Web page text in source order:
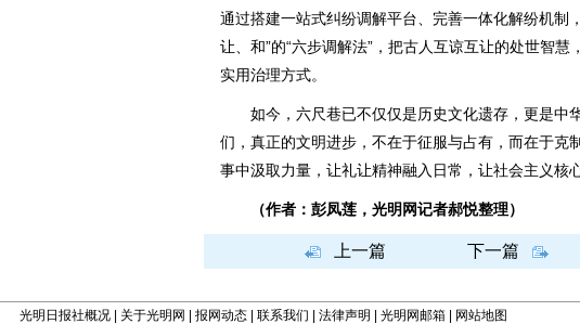
通过搭建一站式纠纷调解平台、完善一体化解纷机制
让、和”的“六步调解法”，把古人互谅互让的处世智
实用治理方式。
如今，六尺巷已不仅仅是历史文化遗存，更是中
们，真正的文明进步，不在于征服与占有，而在于克
事中汲取力量，让礼让精神融入日常，让社会主义核
（作者：彭凤莲，光明网记者郝悦整理）
上一篇 下一篇
光明日报社概况 关于光明网 报网动态 联系我们 法律声明 光明网邮箱 网站地图